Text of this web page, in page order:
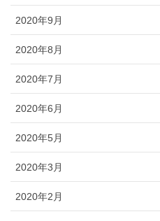
2020年9月
2020年8月
2020年7月
2020年6月
2020年5月
2020年3月
2020年2月